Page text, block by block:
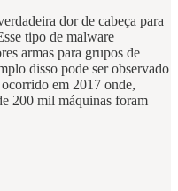
dor de cabeça para
tipo de malware
armas para grupos de
disso pode ser observado
ocorrido em 2017 onde,
200 mil máquinas foram